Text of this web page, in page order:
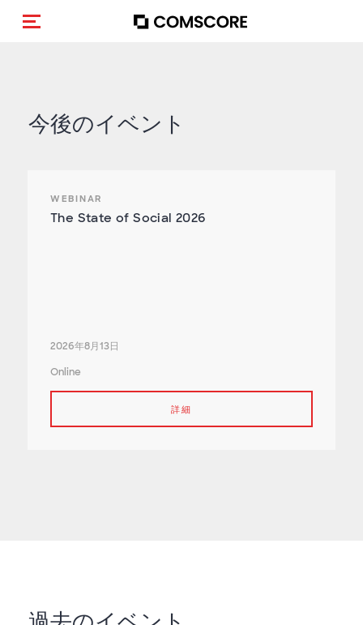
トグルメニュー
今後のイベント
WEBINAR
The State of Social 2026
2026年8月13日
Online
詳細